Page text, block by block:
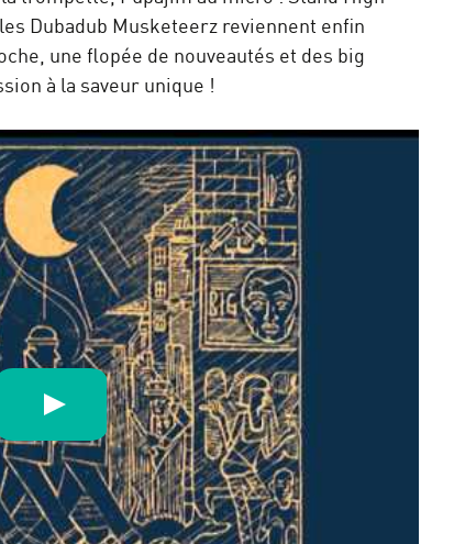
Dubadub Musketeerz reviennent enfin
une flopée de nouveautés et des big
à la saveur unique !